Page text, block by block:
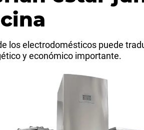
los electrodomésticos puede
y económico importante.